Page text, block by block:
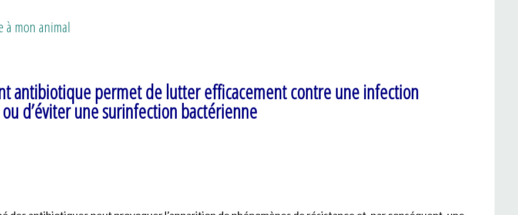
à mon animal
antibiotique permet de lutter efficacement contre une infection
d’éviter une surinfection bactérienne